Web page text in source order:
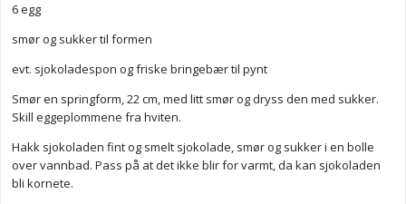
6 egg
smør og sukker til formen
evt. sjokoladespon og friske bringebær til pynt
Smør en springform, 22 cm, med litt smør og dryss den med sukker.
Skill eggeplommene fra hviten.
Hakk sjokoladen fint og smelt sjokolade, smør og sukker i en bolle
over vannbad. Pass på at det ikke blir for varmt, da kan sjokoladen
bli kornete.